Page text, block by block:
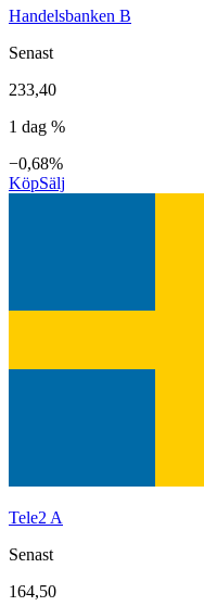
Handelsbanken B
Senast
233,40
1 dag %
−0,68%
KöpSälj
Tele2 A
Senast
164,50